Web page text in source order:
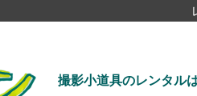
撮影小道具のレンタル